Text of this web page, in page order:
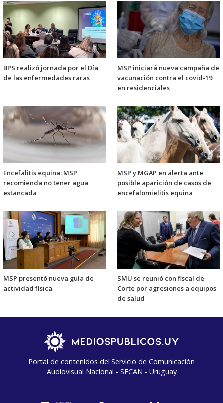
BPS realizó jornada por el Día
de las enfermedades raras
MSP iniciará nueva campaña de
vacunación contra el covid-19
en residenciales
Encefalitis equina: MSP
recomienda no tener agua
estancada
MSP y MGAP en alerta ante
posible aparición de casos de
encefalomielitis equina
MSP presentó nueva guía de
actividad física
SMU se reunió con fiscal de
Corte por agresiones a equipos
de salud
Portal de contenidos del Servicio de Comunicación
Audiovisual Nacional - SECAN - Uruguay